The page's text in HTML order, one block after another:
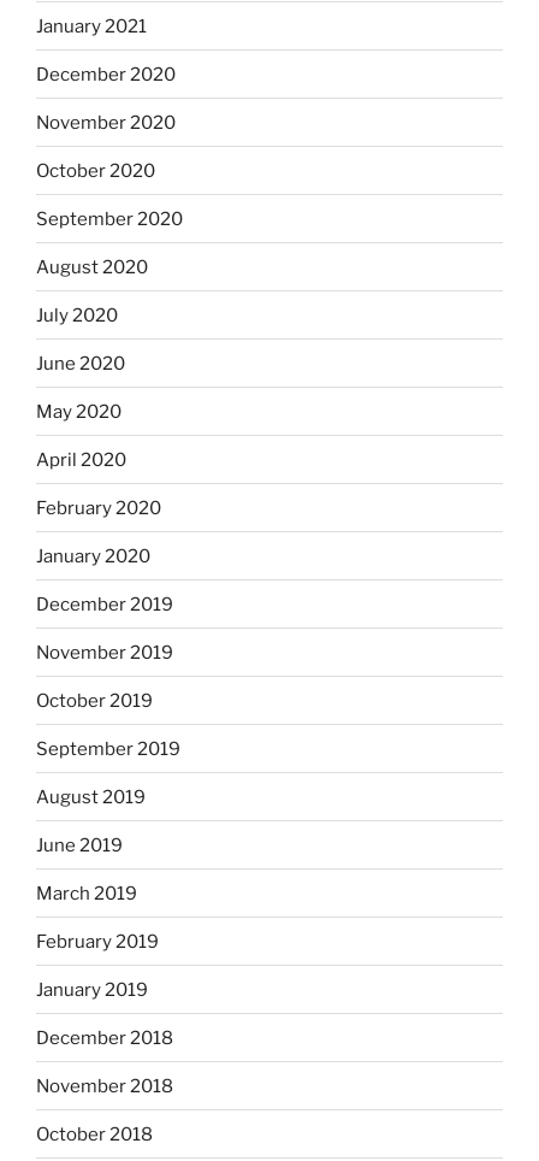
January 2021
December 2020
November 2020
October 2020
September 2020
August 2020
July 2020
June 2020
May 2020
April 2020
February 2020
January 2020
December 2019
November 2019
October 2019
September 2019
August 2019
June 2019
March 2019
February 2019
January 2019
December 2018
November 2018
October 2018